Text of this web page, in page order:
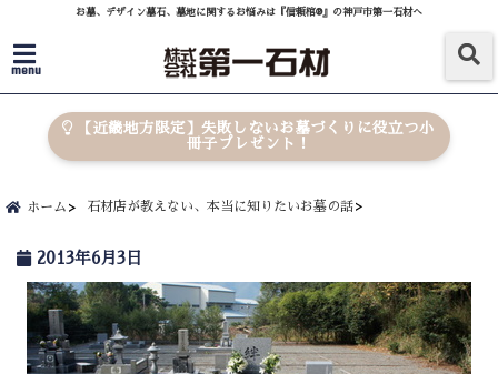
お墓、デザイン墓石、墓地に関するお悩みは『信頼棺®』の神戸市第一石材へ
menu
【近畿地方限定】失敗しないお墓づくりに役立つ小
冊子プレゼント！
ホーム 石材店が教えない、本当に知りたいお墓の話
2013年6月3日